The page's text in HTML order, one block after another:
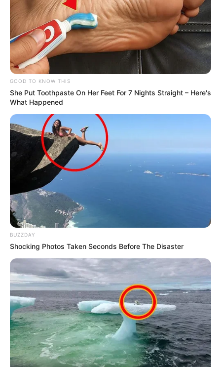
💠Segurança jurídica permanente — proteção que não pode ser
revertida por governo ou maioria parlamentar futura;
💠 Valorização profissional — com base legal que sustenta outras
conquistas futuras;
💠 Fortalecimento da atuação dos profissionais no SUS — com
direitos que acompanham a responsabilidade que a função já
carrega.
Os próximos dias são decisivos
GOOD TO KNOW THIS
She Put Toothpaste On Her Feet For 7 Nights Straight – Here's
What Happened
BUZZDAY
Shocking Photos Taken Seconds Before The Disaster